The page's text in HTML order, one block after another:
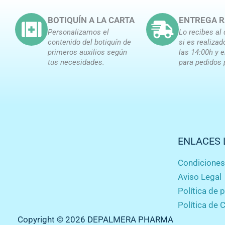
BOTIQUÍN A LA CARTA
Personalizamos el
contenido del botiquín de
primeros auxilios según
tus necesidades.
ENTREGA
Lo recibes al
si es
las 14:00h y
para pedidos
ENLACES
Aviso Legal
Política de
Política de
Copyright © 2026 DEPALMERA PHARMA